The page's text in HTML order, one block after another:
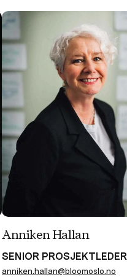
Anniken Hallan
SENIOR PROSJEKTLEDER
anniken.hallan@bloomoslo.no